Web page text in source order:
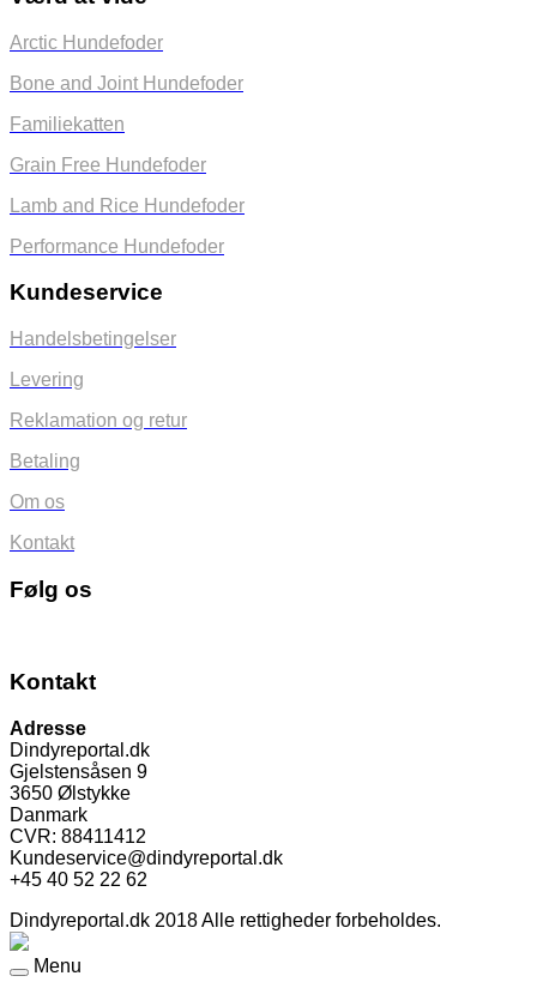
Arctic Hundefoder
Bone and Joint Hundefoder
Familiekatten
Grain Free Hundefoder
Lamb and Rice Hundefoder
Performance Hundefoder
Kundeservice
Handelsbetingelser
Levering
Reklamation og retur
Betaling
Om os
Kontakt
Følg os
Kontakt
Adresse
Dindyreportal.dk
Gjelstensåsen 9
3650 Ølstykke
Danmark
CVR: 88411412
Kundeservice@dindyreportal.dk
+45 40 52 22 62
Dindyreportal.dk 2018 Alle rettigheder forbeholdes.
Menu